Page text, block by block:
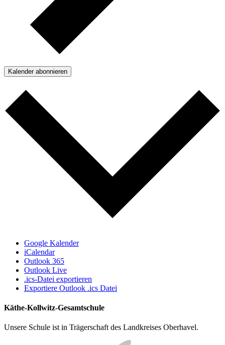
Kalender abonnieren
Google Kalender
iCalendar
Outlook 365
Outlook Live
.ics-Datei exportieren
Exportiere Outlook .ics Datei
Käthe-Kollwitz-Gesamtschule
Unsere Schule ist in Trägerschaft des Landkreises Oberhavel.